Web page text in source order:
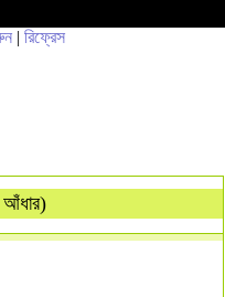
| রিফ্রেস
আঁধার)